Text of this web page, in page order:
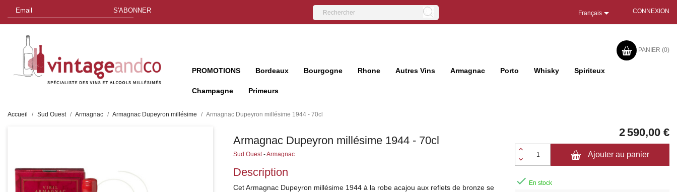
S'ABONNER Français CONNEXION
PANIER (0)
PROMOTIONS Bordeaux Bourgogne Rhone Autres Vins Armagnac Porto Whisky Spiriteux
Champagne Primeurs
Accueil Sud Ouest Armagnac Armagnac Dupeyron millésime Armagnac Dupeyron millésime 1944 - 70cl
Armagnac Dupeyron millésime 1944 - 70cl
Sud Ouest-Armagnac
Description
Cet Armagnac Dupeyron millésime 1944 à la robe acajou aux reflets de bronze se
2 590,00 €
Ajouter au panier
 En stock